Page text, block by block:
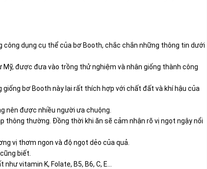
công dụng cụ thể của bơ Booth, chắc chắn những thông tin dưới
được đưa vào trồng thử nghiệm và nhân giống thành công
bơ Booth này lại rất thích hợp với chất đất và khí hậu của
nên được nhiều người ưa chuộng.
thông thường. Đồng thời khi ăn sẽ cảm nhận rõ vị ngọt ngậy nổi
vị thơm ngon và độ ngọt dẻo của quả.
biết.
vitamin K, Folate, B5, B6, C, E…